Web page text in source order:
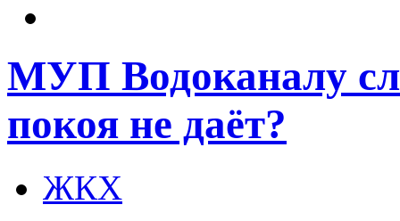
МУП Водоканалу
покоя не даёт?
ЖКХ